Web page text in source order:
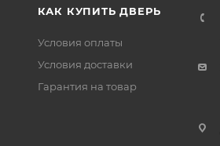
КАК КУПИТЬ ДВЕРЬ
Условия оплаты
Условия доставки
Гарантия на товар